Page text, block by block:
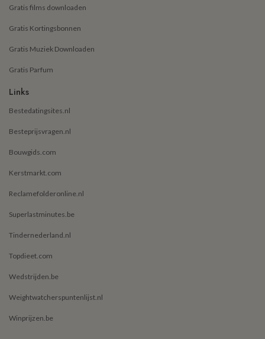
Gratis films downloaden
Gratis Kortingsbonnen
Gratis Muziek Downloaden
Gratis Parfum
Links
Bestedatingsites.nl
Besteprijsvragen.nl
Bouwgids.com
Kerstmarkt.com
Reclamefolderonline.nl
Superlastminutes.be
Tindernederland.nl
Topdieet.com
Wedstrijden.be
Weightwatcherspuntenlijst.nl
Winprijzen.be